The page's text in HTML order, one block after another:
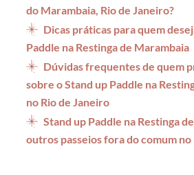
do Marambaia, Rio de Janeiro?
Dicas práticas para quem
Paddle na Restinga de Marambaia
Dúvidas frequentes de quem
sobre o Stand up Paddle na
no Rio de Janeiro
Stand up Paddle na Restinga
outros passeios fora do comum no